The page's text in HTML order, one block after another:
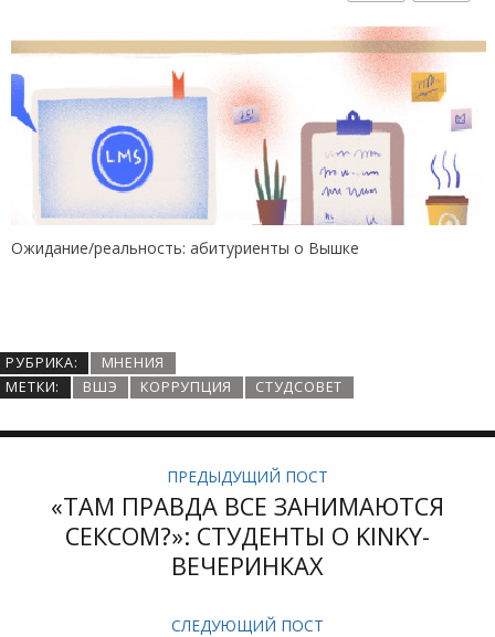
Ожидание/реальность: абитуриенты о Вышке
РУБРИКА:
МНЕНИЯ
МЕТКИ:
ВШЭ КОРРУПЦИЯ СТУДСОВЕТ
ПРЕДЫДУЩИЙ ПОСТ
«ТАМ ПРАВДА ВСЕ ЗАНИМАЮТСЯ
СЕКСОМ?»: СТУДЕНТЫ О KINKY-
ВЕЧЕРИНКАХ
СЛЕДУЮЩИЙ ПОСТ